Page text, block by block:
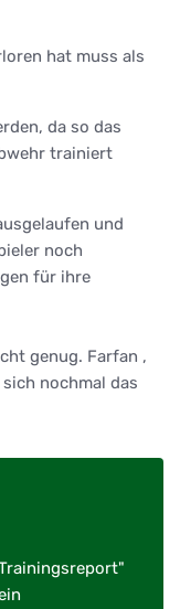
hat muss als
da so das
trainiert
und
noch
für ihre
genug. Farfan ,
nochmal das